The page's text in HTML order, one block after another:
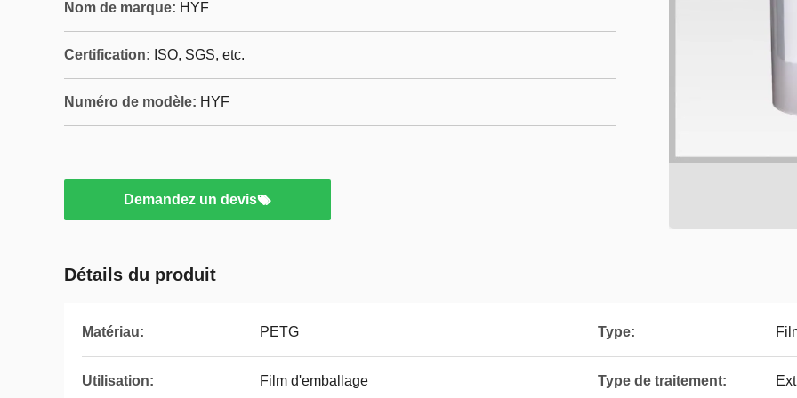
Nom de marque: HYF
Certification: ISO, SGS, etc.
Numéro de modèle: HYF
Demandez un devis
Détails du produit
Matériau: PETG Type:
Utilisation: Film d'emballage Type de traitement: